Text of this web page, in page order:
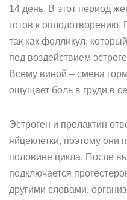
14 день. В этот период
готов к
так как фолликул,
под воздействием
Всему виной – смена
ощущает боль в груди в
Эстроген и пролактин
яйцеклетки, поэтому они
половине цикла. После
подключается
другими словами,